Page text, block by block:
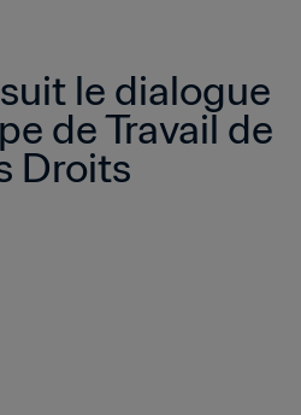
le dialogue
de Travail de
Droits